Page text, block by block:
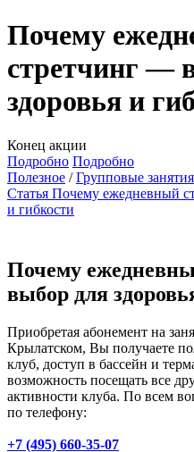
Почему
стретчинг —
здоровья и
Конец акции
Подробно Подробно
Полезное
Групповые занятия
Статья Почему ежедневный
и гибкости
Почему
выбор для
Приобретая абонемент на
Крылатском, Вы получаете
клуб, доступ в бассейн и
возможность посещать все
активности клуба. По всем
по телефону:
+7 (495) 660-35-07